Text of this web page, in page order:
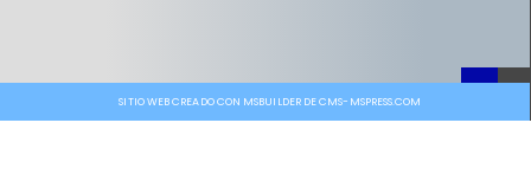
SITIO WEB CREADO CON MSBUILDER DE CMS-MSPRESS.COM